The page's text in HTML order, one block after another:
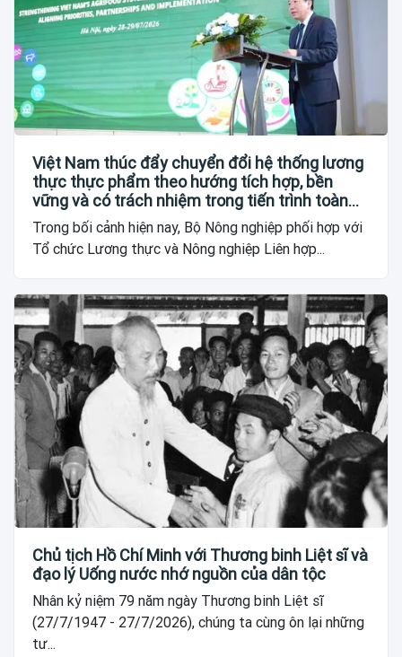
Việt Nam thúc đẩy chuyển đổi hệ thống lương
thực thực phẩm theo hướng tích hợp, bền
vững và có trách nhiệm trong tiến trình toàn
cầu
Trong bối cảnh hiện nay, Bộ Nông nghiệp phối hợp với
Tổ chức Lương thực và Nông nghiệp Liên hợp...
Chủ tịch Hồ Chí Minh với Thương binh Liệt sĩ và
đạo lý Uống nước nhớ nguồn của dân tộc
Nhân kỷ niệm 79 năm ngày Thương binh Liệt sĩ
(27/7/1947 - 27/7/2026), chúng ta cùng ôn lại những
tư...